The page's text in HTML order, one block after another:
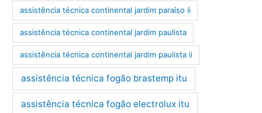
assistência técnica continental jardim paraíso ii
assistência técnica continental jardim paulista
assistência técnica continental jardim paulista ii
assistência técnica fogão brastemp itu
assistência técnica fogão electrolux itu